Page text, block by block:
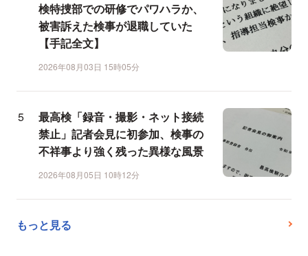
検特捜部での研修でパワハラか、
被害訴えた検事が退職していた
【手記全文】
2026年08月03日 15時05分
最高検「録音・撮影・ネット接続
禁止」記者会見に初参加、検事の
不祥事より強く残った異様な風景
2026年08月05日 10時12分
もっと見る